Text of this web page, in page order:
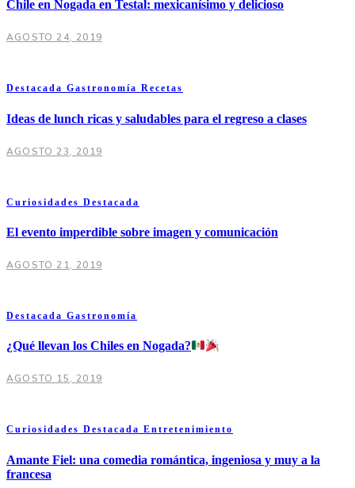
Chile en Nogada en Testal: mexicanísimo y delicioso
AGOSTO 24, 2019
Destacada Gastronomía Recetas
Ideas de lunch ricas y saludables para el regreso a clases
AGOSTO 23, 2019
Curiosidades Destacada
El evento imperdible sobre imagen y comunicación
AGOSTO 21, 2019
Destacada Gastronomía
¿Qué llevan los Chiles en Nogada?
AGOSTO 15, 2019
Curiosidades Destacada Entretenimiento
Amante Fiel: una comedia romántica, ingeniosa y muy a la
francesa